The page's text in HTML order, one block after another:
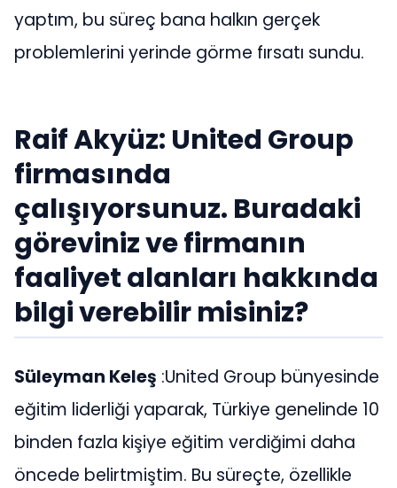
yaptım, bu süreç bana halkın gerçek
problemlerini yerinde görme fırsatı sundu.
Raif Akyüz: United Group
firmasında
çalışıyorsunuz. Buradaki
göreviniz ve firmanın
faaliyet alanları hakkında
bilgi verebilir misiniz?
Süleyman Keleş :United Group bünyesinde
eğitim liderliği yaparak, Türkiye genelinde 10
binden fazla kişiye eğitim verdiğimi daha
öncede belirtmiştim. Bu süreçte, özellikle